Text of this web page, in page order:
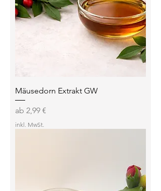
Mäusedorn Extrakt GW
ab 2,99 €
Sale-Preis
inkl. MwSt.